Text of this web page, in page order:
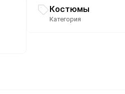
Костюмы
Категория